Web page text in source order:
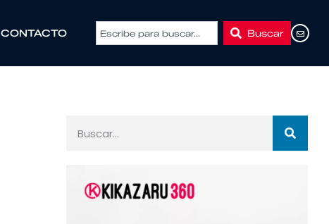
CONTACTO Buscar